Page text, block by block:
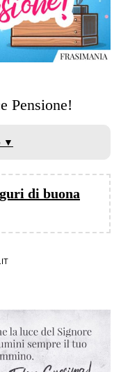
Pensione!
▼
di buona